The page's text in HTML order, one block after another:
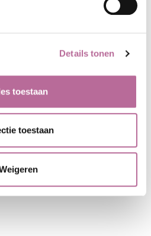
Details tonen
toestaan
toestaan
ADVOCATUUR
MEDIATION
OVER BAX
NIEUWS